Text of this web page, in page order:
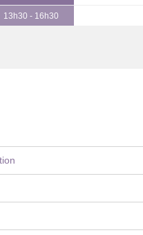
13h30 - 16h30